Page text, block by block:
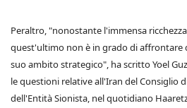
Peraltro, "nonostante l'immensa
quest'ultimo non è in grado di affrontare
suo ambito strategico", ha scritto Yoel
le questioni relative all'Iran del Consiglio
dell'Entità Sionista, nel quotidiano